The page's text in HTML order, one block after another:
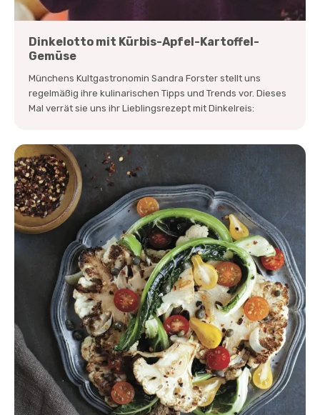
Dinkelotto mit Kürbis-Apfel-Kartoffel-
Gemüse
Münchens Kultgastronomin Sandra Forster stellt uns
regelmäßig ihre kulinarischen Tipps und Trends vor. Dieses
Mal verrät sie uns ihr Lieblingsrezept mit Dinkelreis: